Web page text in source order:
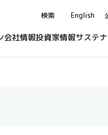
検索 English
会社情報投資家情報サステ